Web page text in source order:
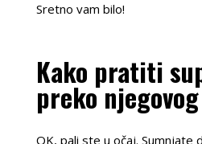
Sretno vam bilo!
Kako pratiti
preko
OK, pali ste u očaj. Sumnjate